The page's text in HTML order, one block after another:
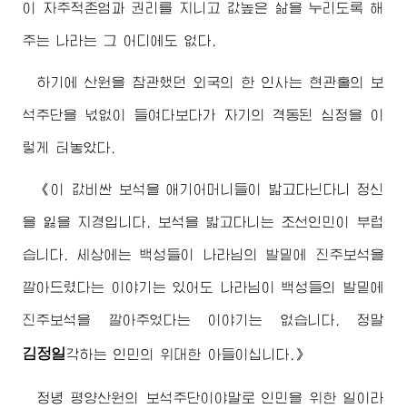
이 자주적존엄과 권리를 지니고 값높은 삶을 누리도록 해
주는 나라는 그 어디에도 없다.
하기에 산원을 참관했던 외국의 한 인사는 현관홀의 보
석주단을 넋없이 들여다보다가 자기의 격동된 심정을 이
렇게 터놓았다.
《이 값비싼 보석을 애기어머니들이 밟고다닌다니 정신
을 잃을 지경입니다. 보석을 밟고다니는 조선인민이 부럽
습니다. 세상에는 백성들이 나라님의 발밑에 진주보석을
깔아드렸다는 이야기는 있어도 나라님이 백성들의 발밑에
진주보석을 깔아주었다는 이야기는 없습니다. 정말
김정일 각하는 인민의 위대한 아들이십니다.》
정녕 평양산원의 보석주단이야말로 인민을 위한 일이라